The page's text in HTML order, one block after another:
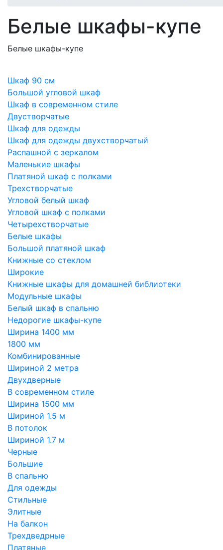
Белые шкафы-купе
Белые шкафы-купе
Шкаф 90 см
Большой угловой шкаф
Шкаф в современном стиле
Двустворчатые
Шкаф для одежды
Шкаф для одежды двухстворчатый
Распашной с зеркалом
Маленькие шкафы
Платяной шкаф с полками
Трехстворчатые
Угловой белый шкаф
Угловой шкаф с полками
Четырехстворчатые
Белые шкафы
Большой платяной шкаф
Книжные со стеклом
Широкие
Книжные шкафы для домашней библиотеки
Модульные шкафы
Белый шкаф в спальню
Недорогие шкафы-купе
Ширина 1400 мм
1800 мм
Комбинированные
Шириной 2 метра
Двухдверные
В современном стиле
Ширина 1500 мм
Шириной 1.5 м
В потолок
Шириной 1.7 м
Черные
Большие
В спальню
Для одежды
Стильные
Элитные
На балкон
Трехдведрные
Платяные